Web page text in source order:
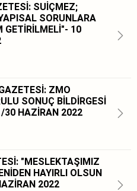
SUİÇMEZ;
SORUNLARA
GETİRİLMELİ"- 10
ZMO
SONUÇ BİLDİRGESİ
30 HAZİRAN 2022
"MESLEKTAŞIMIZ
HAYIRLI OLSUN
2022